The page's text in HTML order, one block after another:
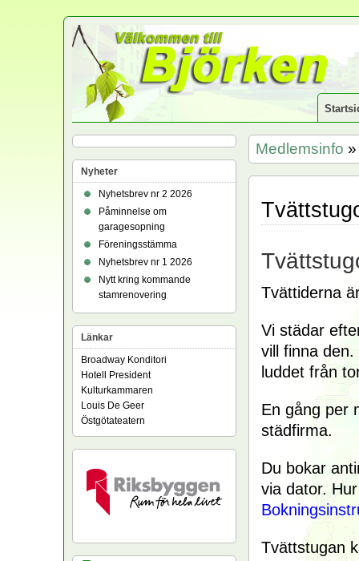
Medlemsinfo
Tvättiderna
Vi städar
vill finna
luddet från
En gång per
städfirma.
Du bokar
via dator.
Tvättstugan
Nyheter
Nyhetsbrev nr 2 2026
Påminnelse om
garagesopning
Föreningsstämma
Nyhetsbrev nr 1 2026
Nytt kring kommande
stamrenovering
Länkar
Broadway Konditori
Hotell President
Kulturkammaren
Louis De Geer
Östgötateatern